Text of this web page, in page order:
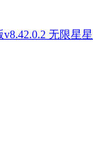
无限星星